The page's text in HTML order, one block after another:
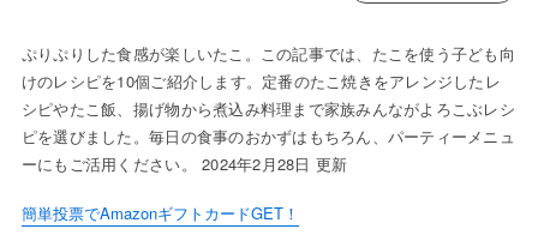
ぷりぷりした食感が楽しいたこ。この記事では、たこを使う子ども向
けのレシピを10個ご紹介します。定番のたこ焼きをアレンジしたレ
シピやたこ飯、揚げ物から煮込み料理まで家族みんながよろこぶレシ
ピを選びました。毎日の食事のおかずはもちろん、パーティーメニュ
ーにもご活用ください。 2024年2月28日 更新
簡単投票でAmazonギフトカードGET！